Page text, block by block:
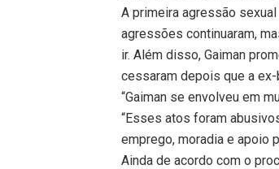
A primeira agressão
agressões continuaram,
ir. Além disso, Gaiman
cessaram depois que a
“Gaiman se envolveu em
“Esses atos foram
emprego, moradia e apoio
Ainda de acordo com o